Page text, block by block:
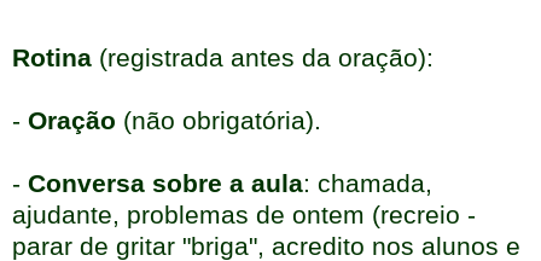
Rotina (registrada antes da oração):
- Oração (não obrigatória).
- Conversa sobre a aula: chamada,
ajudante, problemas de ontem (recreio -
parar de gritar "briga", acredito nos alunos e